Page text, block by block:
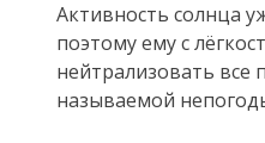
Активность солнца
поэтому ему с
нейтрализовать все
называемой